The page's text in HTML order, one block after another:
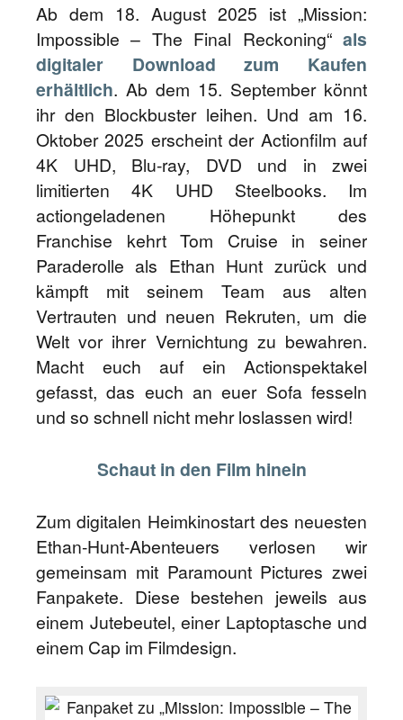
Ab dem 18. August 2025 ist „Mission:
Impossible – The Final Reckoning“ als
digitaler Download zum Kaufen
erhältlich. Ab dem 15. September könnt
ihr den Blockbuster leihen. Und am 16.
Oktober 2025 erscheint der Actionfilm auf
4K UHD, Blu-ray, DVD und in zwei
limitierten 4K UHD Steelbooks. Im
actiongeladenen Höhepunkt des
Franchise kehrt Tom Cruise in seiner
Paraderolle als Ethan Hunt zurück und
kämpft mit seinem Team aus alten
Vertrauten und neuen Rekruten, um die
Welt vor ihrer Vernichtung zu bewahren.
Macht euch auf ein Actionspektakel
gefasst, das euch an euer Sofa fesseln
und so schnell nicht mehr loslassen wird!
Schaut in den Film hinein
Zum digitalen Heimkinostart des neuesten
Ethan-Hunt-Abenteuers verlosen wir
gemeinsam mit Paramount Pictures zwei
Fanpakete. Diese bestehen jeweils aus
einem Jutebeutel, einer Laptoptasche und
einem Cap im Filmdesign.